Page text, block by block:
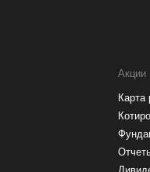
Акции
Карта